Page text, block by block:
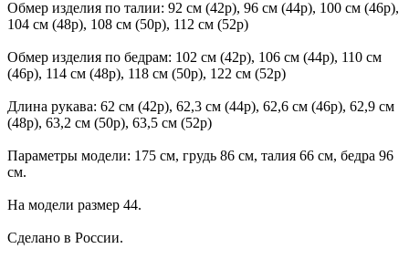
Обмер изделия по талии: 92 см (42р), 96 см (44р), 100 см (46р),
104 см (48р), 108 см (50р), 112 см (52р)
Обмер изделия по бедрам: 102 см (42р), 106 см (44р), 110 см
(46р), 114 см (48р), 118 см (50р), 122 см (52р)
Длина рукава: 62 см (42р), 62,3 см (44р), 62,6 см (46р), 62,9 см
(48р), 63,2 см (50р), 63,5 см (52р)
Параметры модели: 175 см, грудь 86 см, талия 66 см, бедра 96
см.
На модели размер 44.
Сделано в России.